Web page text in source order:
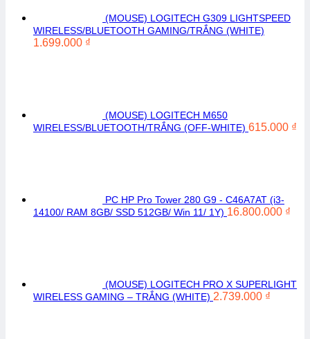
(MOUSE) LOGITECH G309 LIGHTSPEED
WIRELESS/BLUETOOTH GAMING/TRẮNG (WHITE)
1.699.000 ₫
(MOUSE) LOGITECH M650
WIRELESS/BLUETOOTH/TRẮNG (OFF-WHITE) 615.000 ₫
PC HP Pro Tower 280 G9 - C46A7AT (i3-
14100/ RAM 8GB/ SSD 512GB/ Win 11/ 1Y) 16.800.000 ₫
(MOUSE) LOGITECH PRO X SUPERLIGHT
WIRELESS GAMING – TRẮNG (WHITE) 2.739.000 ₫